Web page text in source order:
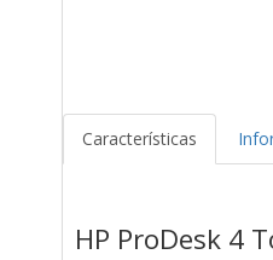
Características
HP ProDesk 4